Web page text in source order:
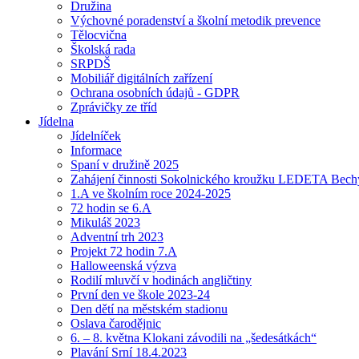
Družina
Výchovné poradenství a školní metodik prevence
Tělocvična
Školská rada
SRPDŠ
Mobiliář digitálních zařízení
Ochrana osobních údajů - GDPR
Zprávičky ze tříd
Jídelna
Jídelníček
Informace
Spaní v družině 2025
Zahájení činnosti Sokolnického kroužku LEDETA
1.A ve školním roce 2024-2025
72 hodin se 6.A
Mikuláš 2023
Adventní trh 2023
Projekt 72 hodin 7.A
Halloweenská výzva
Rodilí mluvčí v hodinách angličtiny
První den ve škole 2023-24
Den dětí na městském stadionu
Oslava čarodějnic
6. – 8. května Klokani závodili na „šedesátkách“
Plavání Srní 18.4.2023